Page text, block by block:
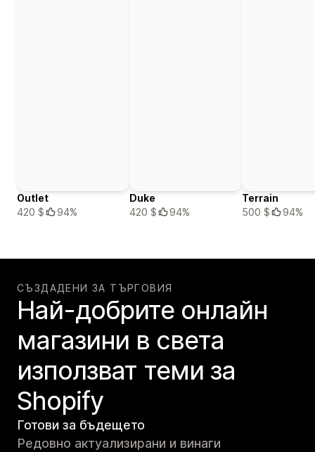
Outlet
420 $
94%
Duke
420 $
94%
Terrain
500 $
94%
СЪЗДАДЕНИ ЗА ТЪРГОВИЯ
Най-добрите онлайн
магазини в света
използват теми за
Shopify
Готови за бъдещето
Редовно актуализирани и винаги